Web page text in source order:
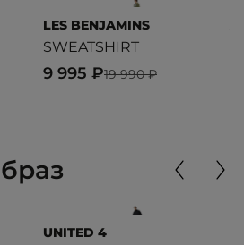
LES BENJAMINS
SWEATSHIRT
19 990 ₽
9 995 ₽
UNITED 4